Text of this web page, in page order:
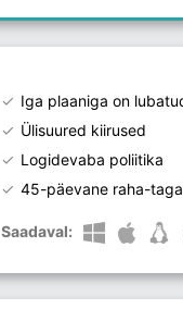
Iga plaaniga on
Ülisuured kiirused
Logidevaba poliitika
45-päevane raha-
Saadaval: